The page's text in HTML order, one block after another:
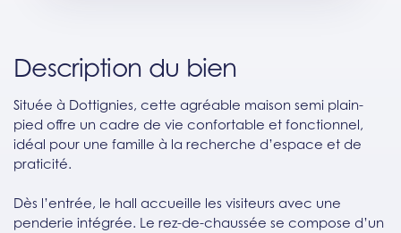
Description du bien
Située à Dottignies, cette agréable maison semi plain-
pied offre un cadre de vie confortable et fonctionnel,
idéal pour une famille à la recherche d’espace et de
praticité.
Dès l’entrée, le hall accueille les visiteurs avec une
penderie intégrée. Le rez-de-chaussée se compose d’un